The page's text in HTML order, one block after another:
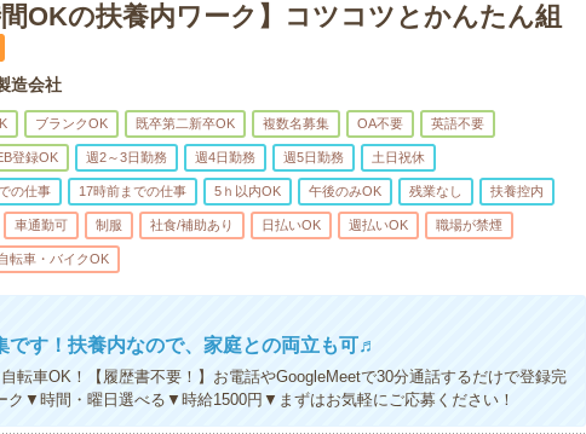
間OKの扶養内ワーク】コツコツとかんたん組
造会社
ブランクOK 既卒第二新卒OK 複数名募集 OA不要 英語不要
登録OK 週2～3日勤務 週4日勤務 週5日勤務 土日祝休
の仕事 17時前までの仕事 5ｈ以内OK 午後のみOK 残業なし 扶養控内
車通勤可 制服 社食/補助あり 日払いOK 週払いOK 職場が禁煙
転車・バイクOK
です！扶養内なので、家庭との両立も可♬
自転車OK！【履歴書不要！】お電話やGoogleMeetで30分通話するだけで登録完
▼時間・曜日選べる▼時給1500円▼まずはお気軽にご応募ください！